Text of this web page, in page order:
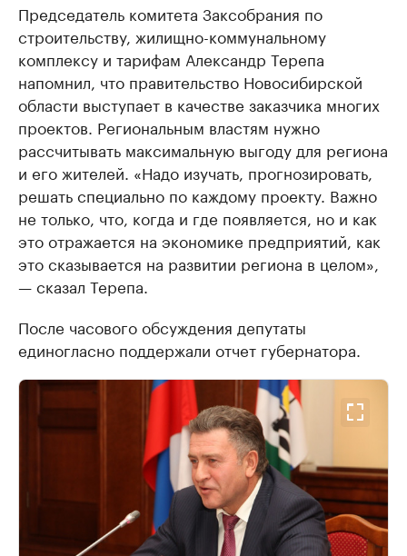
Председатель комитета Заксобрания по
строительству, жилищно-коммунальному
комплексу и тарифам Александр Терепа
напомнил, что правительство Новосибирской
области выступает в качестве заказчика многих
проектов. Региональным властям нужно
рассчитывать максимальную выгоду для региона
и его жителей. «Надо изучать, прогнозировать,
решать специально по каждому проекту. Важно
не только, что, когда и где появляется, но и как
это отражается на экономике предприятий, как
это сказывается на развитии региона в целом»,
— сказал Терепа.
После часового обсуждения депутаты
единогласно поддержали отчет губернатора.